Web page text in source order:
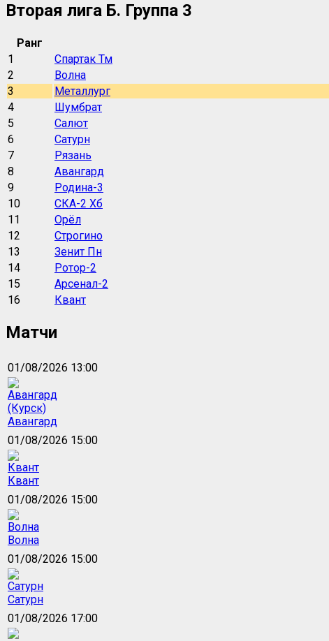
Вторая лига Б. Группа 3
Ранг
1
Спартак Тм
2
Волна
3
Металлург
4
Шумбрат
5
Салют
6
Сатурн
7
Рязань
8
Авангард
9
Родина-3
10
СКА-2 Хб
11
Орёл
12
Строгино
13
Зенит Пн
14
Ротор-2
15
Арсенал-2
16
Квант
Матчи
01/08/2026 13:00
Авангард
01/08/2026 15:00
Квант
01/08/2026 15:00
Волна
01/08/2026 15:00
Сатурн
01/08/2026 17:00